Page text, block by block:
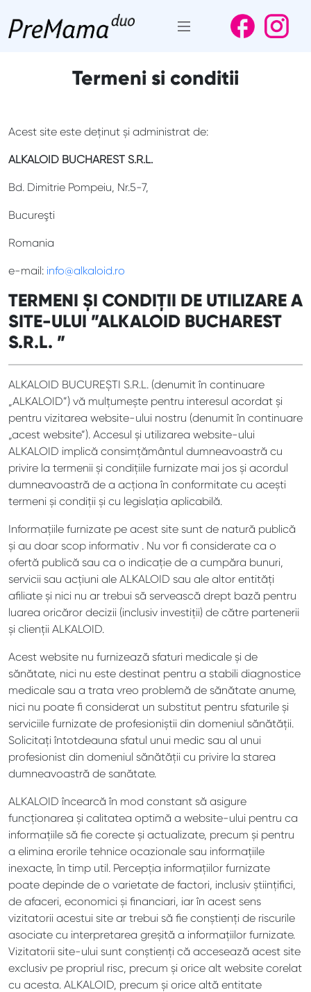
Skip
Termeni si conditii
Acest site este deținut și administrat de:
ALKALOID BUCHAREST S.R.L.
Bd. Dimitrie Pompeiu, Nr.5-7,
Bucureşti
Romania
e-mail: info@alkaloid.ro
TERMENI ȘI CONDIȚII DE UTILIZARE A
SITE-ULUI ”ALKALOID BUCHAREST
S.R.L. ”
ALKALOID BUCUREȘTI S.R.L. (denumit în continuare
„ALKALOID”) vă mulțumește pentru interesul acordat și
pentru vizitarea website-ului nostru (denumit în continuare
„acest website”). Accesul și utilizarea website-ului
ALKALOID implică consimțământul dumneavoastră cu
privire la termenii și condițiile furnizate mai jos și acordul
dumneavoastră de a acționa în conformitate cu acești
termeni și condiții și cu legislația aplicabilă.
Informațiile furnizate pe acest site sunt de natură publică
și au doar scop informativ . Nu vor fi considerate ca o
ofertă publică sau ca o indicație de a cumpăra bunuri,
servicii sau acțiuni ale ALKALOID sau ale altor entități
afiliate și nici nu ar trebui să servească drept bază pentru
luarea oricăror decizii (inclusiv investiții) de către partenerii
și clienții ALKALOID.
Acest website nu furnizează sfaturi medicale și de
sănătate, nici nu este destinat pentru a stabili diagnostice
medicale sau a trata vreo problemă de sănătate anume,
nici nu poate fi considerat un substitut pentru sfaturile și
serviciile furnizate de profesioniștii din domeniul sănătății.
Solicitați întotdeauna sfatul unui medic sau al unui
profesionist din domeniul sănătății cu privire la starea
dumneavoastră de sanătate.
ALKALOID încearcă în mod constant să asigure
funcționarea și calitatea optimă a website-ului pentru ca
informațiile să fie corecte și actualizate, precum și pentru
a elimina erorile tehnice ocazionale sau informațiile
inexacte, în timp util. Percepția informațiilor furnizate
poate depinde de o varietate de factori, inclusiv științifici,
de afaceri, economici și financiari, iar în acest sens
vizitatorii acestui site ar trebui să fie conștienți de riscurile
asociate cu interpretarea greșită a informațiilor furnizate.
Vizitatorii site-ului sunt conștienți că accesează acest site
exclusiv pe propriul risc, precum și orice alt website corelat
cu acesta. ALKALOID, precum și orice altă entitate